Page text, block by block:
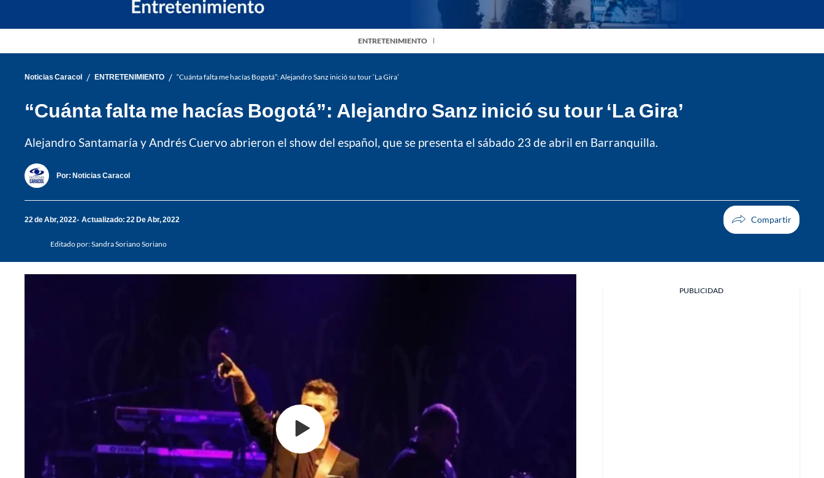
ENTRETENIMIENTO
Noticias Caracol / ENTRETENIMIENTO / “Cuánta falta me hacías Bogotá”: Alejandro Sanz inició su tour ‘La Gira’
“Cuánta falta me hacías Bogotá”: Alejandro Sanz inició su tour ‘La Gira’
Alejandro Santamaría y Andrés Cuervo abrieron el show del español, que se presenta el sábado 23 de abril en Barranquilla.
Por: Noticias Caracol
22 de Abr, 2022 Actualizado: 22 De Abr, 2022
Editado por:Sandra Soriano Soriano
PUBLICIDAD